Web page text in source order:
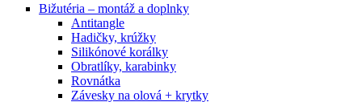
Bižutéria – montáž a doplnky
Antitangle
Hadičky, krúžky
Silikónové korálky
Obratlíky, karabinky
Rovnátka
Závesky na olová + krytky